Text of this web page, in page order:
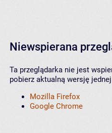
Niewspierana
Ta przeglądarka nie jest
pobierz aktualną wersję
Mozilla Firefox
Google Chrome